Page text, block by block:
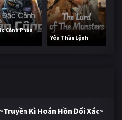
Cảnh Phản
Yêu Thần Lệnh
Kì Hoán Hồn Đổi Xác~